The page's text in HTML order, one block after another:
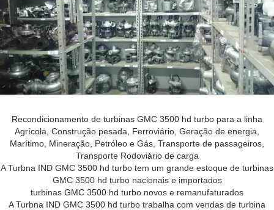
Recondicionamento de turbinas GMC 3500 hd turbo para a linha
Agrícola, Construção pesada, Ferroviário, Geração de energia,
Marítimo, Mineração, Petróleo e Gás, Transporte de passageiros,
Transporte Rodoviário de carga
A Turbna IND GMC 3500 hd turbo tem um grande estoque de turbinas
GMC 3500 hd turbo nacionais e importados
turbinas GMC 3500 hd turbo novos e remanufaturados
A Turbna IND GMC 3500 hd turbo trabalha com vendas de turbina